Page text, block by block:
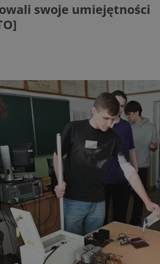
swoje umiejętności